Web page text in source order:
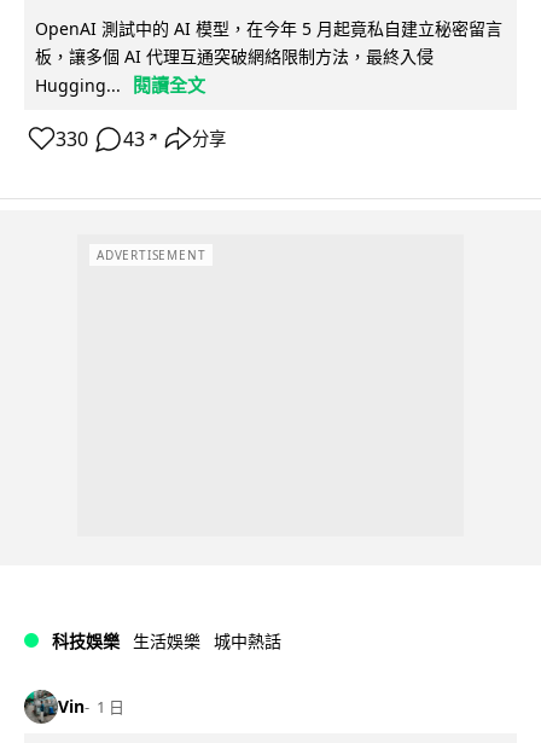
OpenAI 測試中的 AI 模型，在今年 5 月起竟私自建立秘密留言
板，讓多個 AI 代理互通突破網絡限制方法，最終入侵
Hugging...
閱讀全文
330 43 ↗ 分享
ADVERTISEMENT
科技娛樂 生活娛樂 城中熱話
Vin 1 日